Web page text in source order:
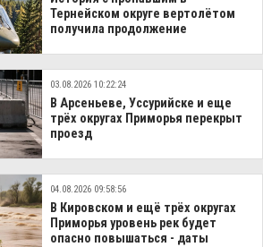
Тернейском округе вертолётом
получила продолжение
03.08.2026 10:22:24
В Арсеньеве, Уссурийске и еще
трёх округах Приморья перекрыт
проезд
04.08.2026 09:58:56
В Кировском и ещё трёх округах
Приморья уровень рек будет
опасно повышаться - даты